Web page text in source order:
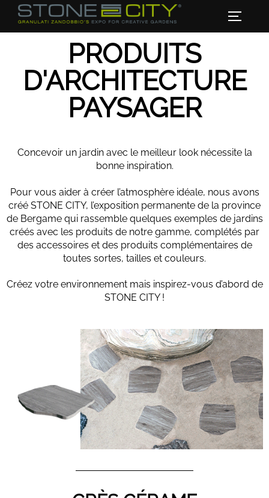
PRODUITS
D'ARCHITECTURE
PAYSAGER
Concevoir un jardin avec le meilleur look nécessite la
bonne inspiration.
Pour vous aider à créer l’atmosphère idéale, nous avons
créé STONE CITY, l’exposition permanente de la province
de Bergame qui rassemble quelques exemples de jardins
créés avec les produits de notre gamme, complétés par
des accessoires et des produits complémentaires de
toutes sortes, tailles et couleurs.
Créez votre environnement mais inspirez-vous d’abord de
STONE CITY !